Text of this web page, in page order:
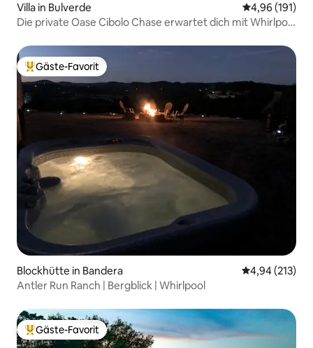
Villa in Bulverde
4,96 (191)
Die private Oase Cibolo Chase erwartet dich mit Whirlpool
Beliebter Gäste-Favorit.
Gäste-Favorit
Blockhütte in Bandera
4,94 (213)
Antler Run Ranch | Bergblick | Whirlpool
Beliebter Gäste-Favorit.
Gäste-Favorit